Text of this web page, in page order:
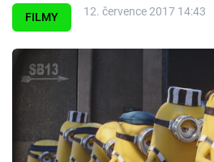
Témata
Filmy
Seriály
Hry
FILMY 12. července 2017 14:43